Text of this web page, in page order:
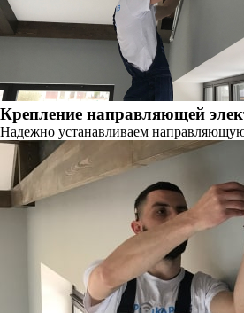
Крепление направляющей
Надежно устанавливаем